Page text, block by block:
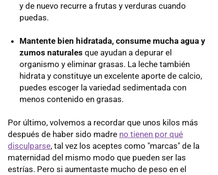
y de nuevo recurre a frutas y verduras cuando
puedas.
Mantente bien hidratada, consume mucha agua y
zumos naturales que ayudan a depurar el
organismo y eliminar grasas. La leche también
hidrata y constituye un excelente aporte de calcio,
puedes escoger la variedad sedimentada con
menos contenido en grasas.
Por último, volvemos a recordar que unos kilos más
después de haber sido madre no tienen por qué
disculparse, tal vez los aceptes como "marcas" de la
maternidad del mismo modo que pueden ser las
estrías. Pero si aumentaste mucho de peso en el